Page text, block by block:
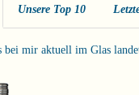
Unsere Top 10
bei mir aktuell im Glas